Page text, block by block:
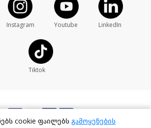
Instagram Youtube LinkedIn
Tiktok
cookie ფაილებს გამოყენების